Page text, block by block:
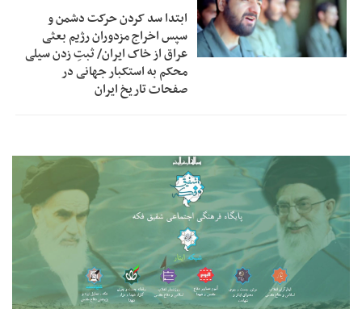
ابتدا سد کردن حرکت دشمن و
سپس اخراج مزدوران رژیم بعثی
عراق از خاک ایران/ ثبتِ زدن سیلی
محکم به استکبار جهانی در
صفحات تاریخ ایران